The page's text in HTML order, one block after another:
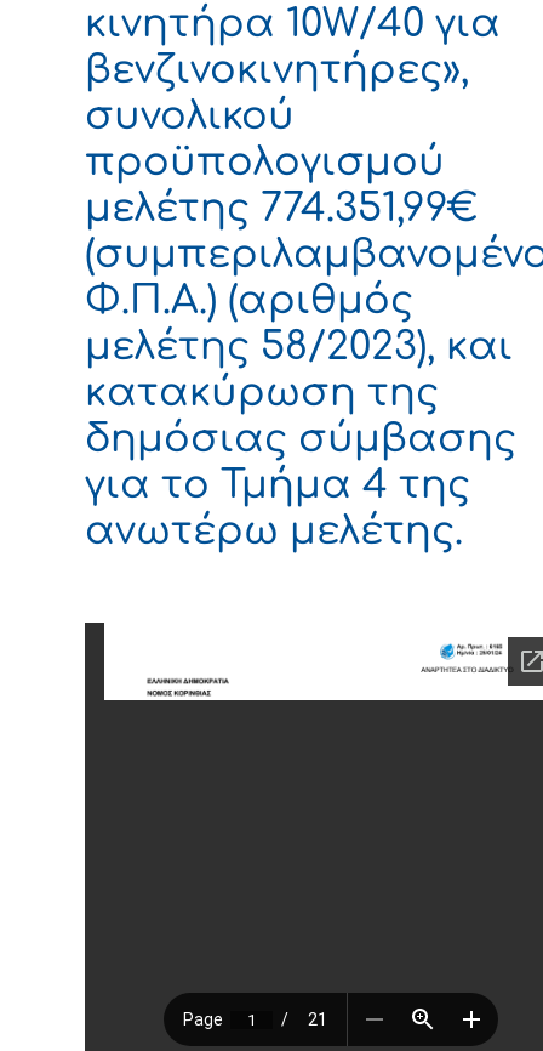
κινητήρα 10W/40 για
βενζινοκινητήρες»,
συνολικού
προϋπολογισμού
μελέτης 774.351,99€
Φ.Π.Α.) (αριθμός
μελέτης 58/2023), και
κατακύρωση της
δημόσιας σύμβασης
για το Τμήμα 4 της
ανωτέρω μελέτης.